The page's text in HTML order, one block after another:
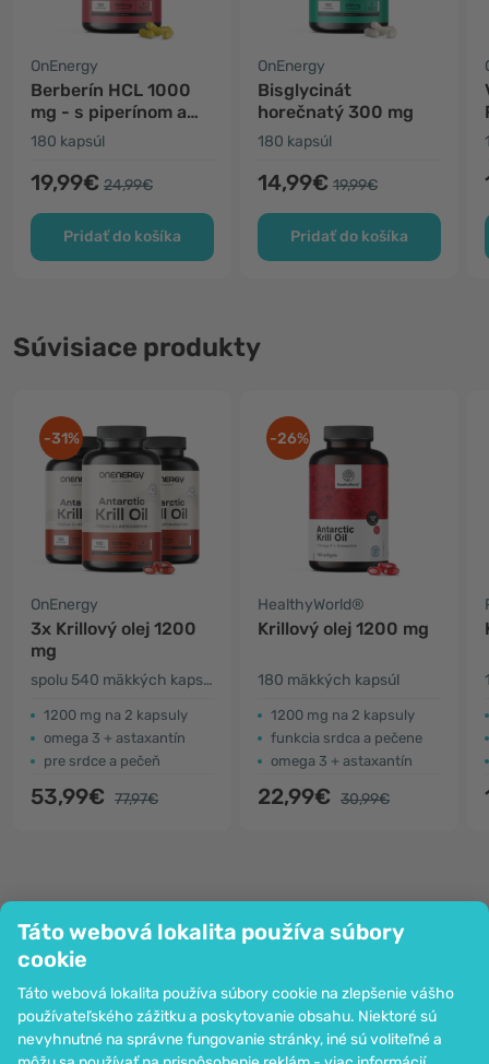
Táto webová lokalita používa súbory
cookie
Táto webová lokalita používa súbory cookie na zlepšenie vášho
používateľského zážitku a poskytovanie obsahu. Niektoré sú
nevyhnutné na správne fungovanie stránky, iné sú voliteľné a
OnEnergy
Berberín HCL 1000
mg - s piperínom a
chrómom
180 kapsúl
19,99€ 24,99€
Pridať do košíka
OnEnergy
Bisglycinát
horečnatý 300 mg
180 kapsúl
14,99€ 19,99€
Pridať do košíka
Súvisiace produkty
-31%
OnEnergy
3x Krillový olej 1200
mg
spolu 540 mäkkých kapsúl
1200 mg na 2 kapsuly
omega 3 + astaxantín
pre srdce a pečeň
53,99€ 77,97€
-26%
HealthyWorld®
Krillový olej 1200 mg
180 mäkkých kapsúl
1200 mg na 2 kapsuly
funkcia srdca a pečene
omega 3 + astaxantín
22,99€ 30,99€
Spoločnosť
Informácie
Pripoj sa k nám
Pomoc a objednávky